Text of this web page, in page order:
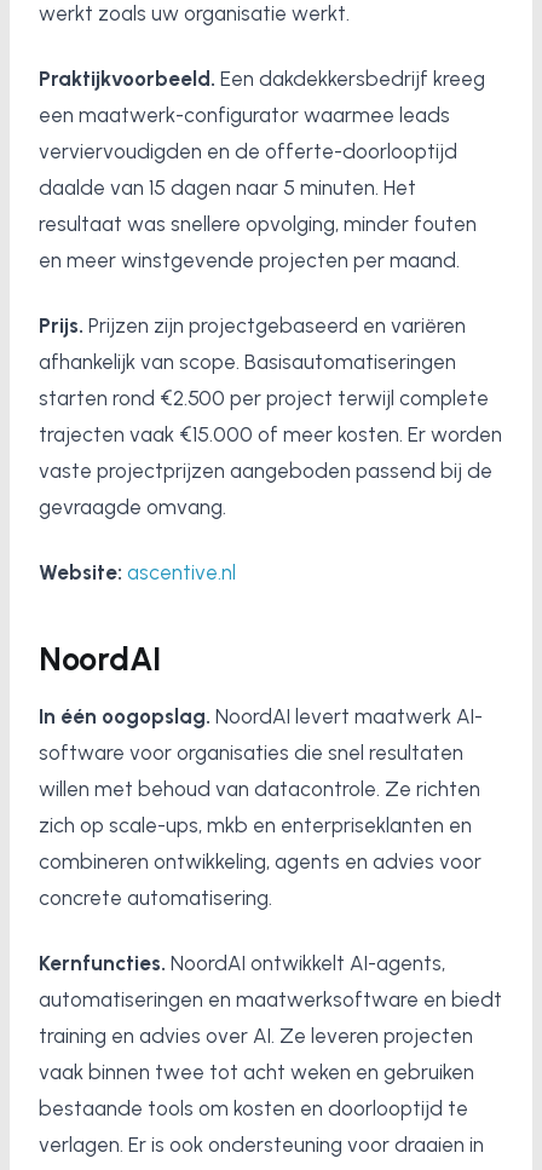
werkt zoals uw organisatie werkt.
Praktijkvoorbeeld. Een dakdekkersbedrijf kreeg
een maatwerk-configurator waarmee leads
verviervoudigden en de offerte-doorlooptijd
daalde van 15 dagen naar 5 minuten. Het
resultaat was snellere opvolging, minder fouten
en meer winstgevende projecten per maand.
Prijs. Prijzen zijn projectgebaseerd en variëren
afhankelijk van scope. Basisautomatiseringen
starten rond €2.500 per project terwijl complete
trajecten vaak €15.000 of meer kosten. Er worden
vaste projectprijzen aangeboden passend bij de
gevraagde omvang.
Website: ascentive.nl
NoordAI
In één oogopslag. NoordAI levert maatwerk AI-
software voor organisaties die snel resultaten
willen met behoud van datacontrole. Ze richten
zich op scale-ups, mkb en enterpriseklanten en
combineren ontwikkeling, agents en advies voor
concrete automatisering.
Kernfuncties. NoordAI ontwikkelt AI-agents,
automatiseringen en maatwerksoftware en biedt
training en advies over AI. Ze leveren projecten
vaak binnen twee tot acht weken en gebruiken
bestaande tools om kosten en doorlooptijd te
verlagen. Er is ook ondersteuning voor draaien in